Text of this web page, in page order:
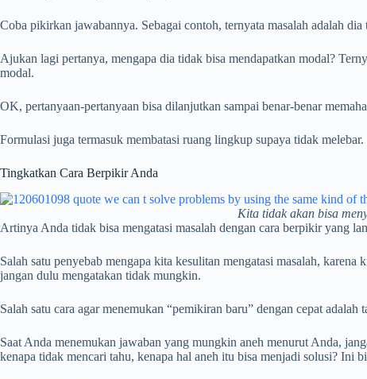
Coba pikirkan jawabannya. Sebagai contoh, ternyata masalah adalah
Ajukan lagi pertanya, mengapa dia tidak bisa mendapatkan modal?
modal.
OK, pertanyaan-pertanyaan bisa dilanjutkan sampai benar-benar
Formulasi juga termasuk membatasi ruang lingkup supaya tidak melebar.
Tingkatkan Cara Berpikir Anda
Kita tidak akan bisa
Artinya Anda tidak bisa mengatasi masalah dengan cara berpikir yang
Salah satu penyebab mengapa kita kesulitan mengatasi masalah,
jangan dulu mengatakan tidak mungkin.
Salah satu cara agar menemukan “pemikiran baru” dengan cepat
Saat Anda menemukan jawaban yang mungkin aneh menurut Anda,
kenapa tidak mencari tahu, kenapa hal aneh itu bisa menjadi solusi? Ini